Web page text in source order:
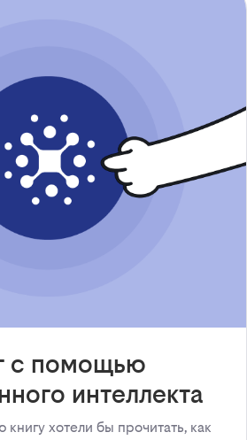
с помощью
интеллекта
хотели бы прочитать, как